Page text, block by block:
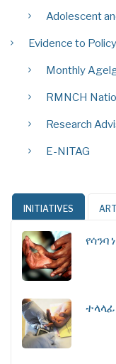
Adolescent
Evidence to Policy
Monthly
RMNCH
Research
E-NITAG
INITIATIVES
የሳንባ